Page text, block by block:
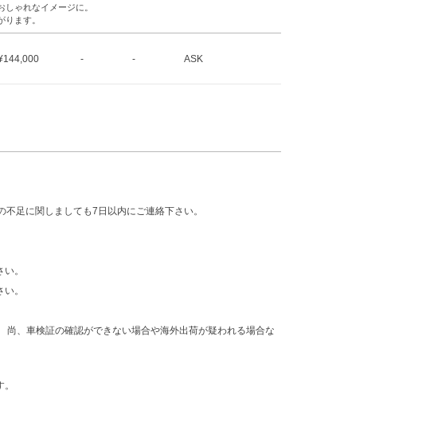
ゃれなイメージに。
ます。
144,000 - - ASK
足に関しましても7日以内にご連絡下さい。
。
。
、車検証の確認ができない場合や海外出荷が疑われる場合な